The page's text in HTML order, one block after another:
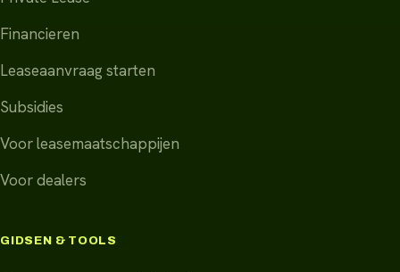
Financieren
Leaseaanvraag starten
Subsidies
Voor leasemaatschappijen
Voor dealers
GIDSEN & TOOLS